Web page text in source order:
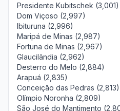
Presidente Kubitschek (3,001)
Dom Viçoso (2,997)
Ibituruna (2,996)
Maripá de Minas (2,987)
Fortuna de Minas (2,967)
Glaucilândia (2,962)
Desterro do Melo (2,884)
Arapuá (2,835)
Conceição das Pedras (2,813)
Olímpio Noronha (2,809)
São José do Mantimento